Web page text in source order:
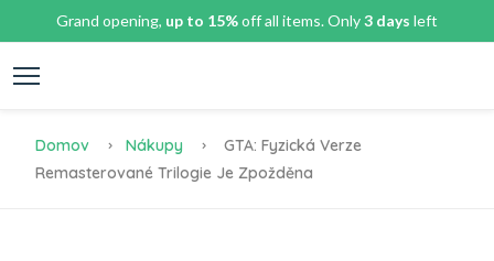
Grand opening, up to 15%off all items. Only3 days left
Domov Nákupy
GTA: Fyzická Verze
Remasterované Trilogie Je Zpožděna